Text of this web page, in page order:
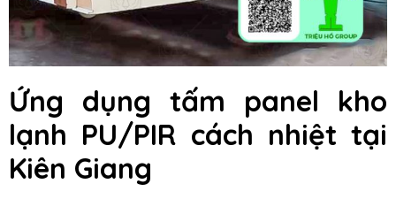
Ứng dụng tấm panel kho
lạnh PU/PIR cách nhiệt tại
Kiên Giang